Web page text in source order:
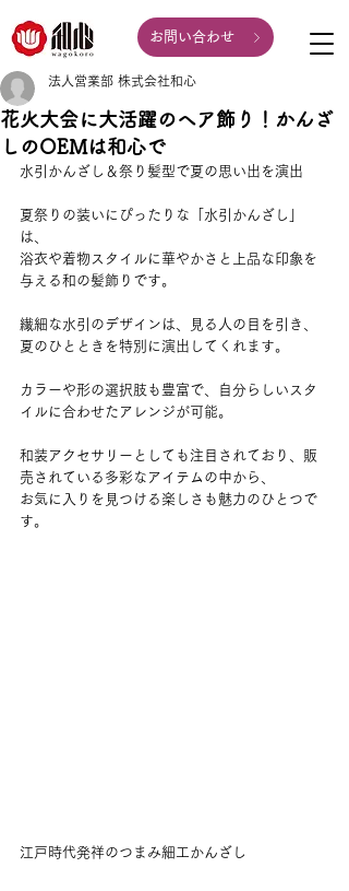
お問い合わせ
花火大会に大活躍のヘア飾り！かんざ
しのOEMは和心で
法人営業部 株式会社和心
水引かんざし＆祭り髪型で夏の思い出を演出
夏祭りの装いにぴったりな「水引かんざし」
は、
浴衣や着物スタイルに華やかさと上品な印象を
与える和の髪飾りです。
繊細な水引のデザインは、見る人の目を引き、
夏のひとときを特別に演出してくれます。
カラーや形の選択肢も豊富で、自分らしいスタ
イルに合わせたアレンジが可能。
和装アクセサリーとしても注目されており、販
売されている多彩なアイテムの中から、
お気に入りを見つける楽しさも魅力のひとつで
す。
江戸時代発祥のつまみ細工かんざし